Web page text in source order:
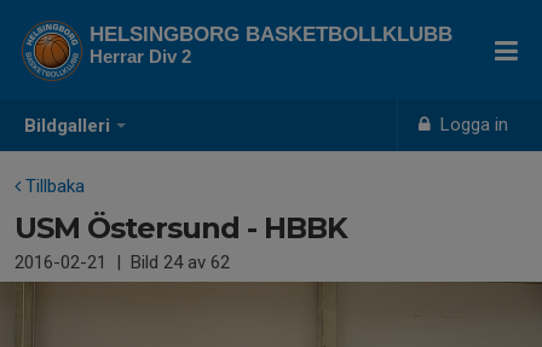
Bildgalleri Logga in
HELSINGBORG BASKETBOLLKLUBB
Herrar Div 2
Tillbaka
USM Östersund - HBBK
2016-02-21 | Bild 24av 62